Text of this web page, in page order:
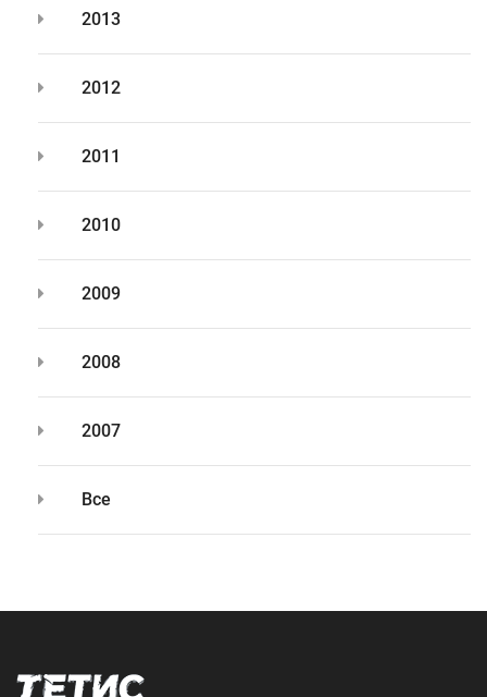
2013
2012
2011
2010
2009
2008
2007
Все